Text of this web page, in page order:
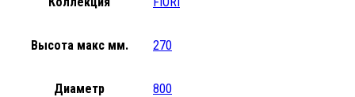
Высота макс мм. 270
Диаметр 800